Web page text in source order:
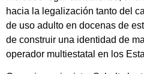
hacia la legalización tanto del
de uso adulto en docenas de
de construir una identidad de
operador multiestatal en los